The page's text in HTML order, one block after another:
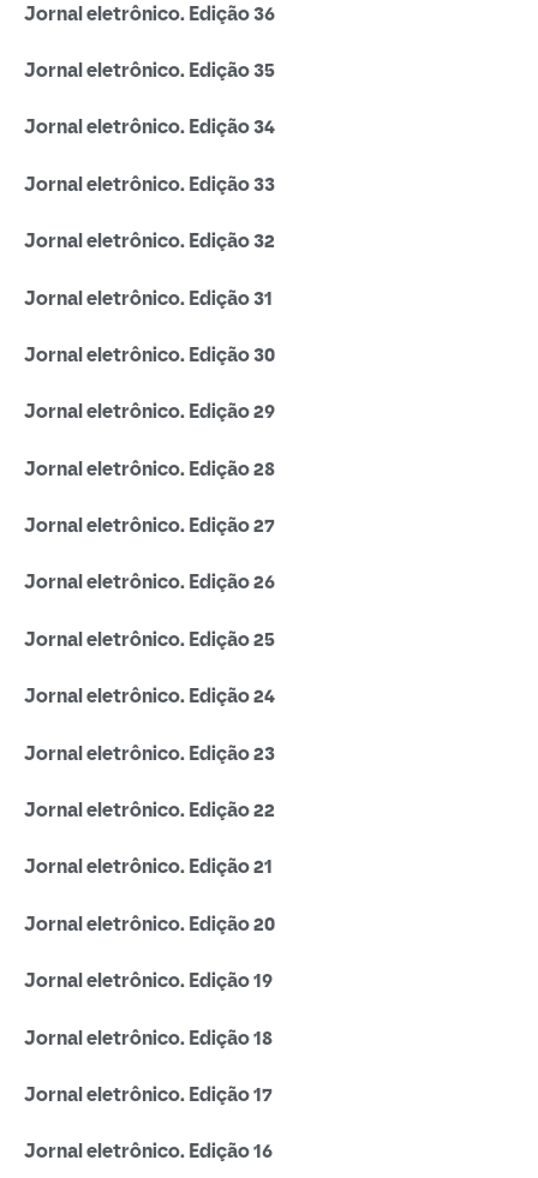
Jornal eletrônico. Edição 36
Jornal eletrônico. Edição 35
Jornal eletrônico. Edição 34
Jornal eletrônico. Edição 33
Jornal eletrônico. Edição 32
Jornal eletrônico. Edição 31
Jornal eletrônico. Edição 30
Jornal eletrônico. Edição 29
Jornal eletrônico. Edição 28
Jornal eletrônico. Edição 27
Jornal eletrônico. Edição 26
Jornal eletrônico. Edição 25
Jornal eletrônico. Edição 24
Jornal eletrônico. Edição 23
Jornal eletrônico. Edição 22
Jornal eletrônico. Edição 21
Jornal eletrônico. Edição 20
Jornal eletrônico. Edição 19
Jornal eletrônico. Edição 18
Jornal eletrônico. Edição 17
Jornal eletrônico. Edição 16